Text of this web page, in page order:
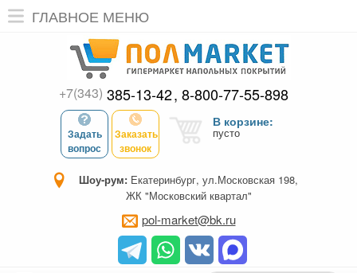
ГЛАВНОЕ МЕНЮ
+7(343) 385-13-42 8-800-77-55-898
Задать
вопрос
Заказать
звонок
В корзине:
пусто
Шоу-рум: Екатеринбург, ул.Московская 198,
ЖК "Московский квартал"
pol-market@bk.ru